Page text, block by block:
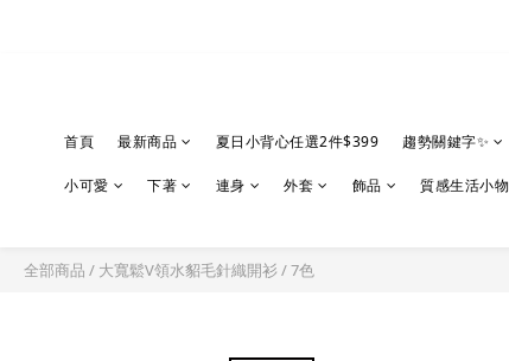
首頁 最新商品 夏日小背心任選2件$399 趨勢關鍵字✨
小可愛 下著 連身 外套 飾品 質感生活小物
全部商品 / 大寬鬆V領水貂毛針織開衫 / 7色